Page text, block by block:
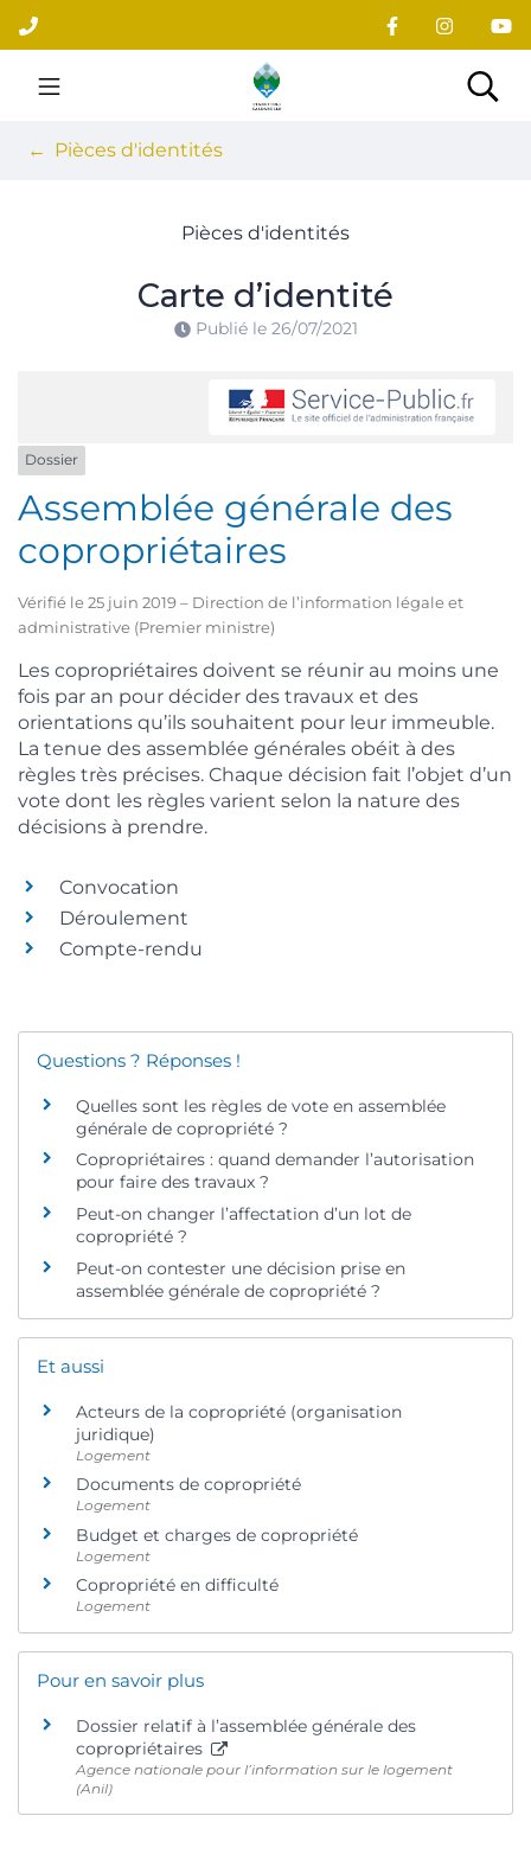
Aller
au
contenu
Site officiel du village
Pièces d'identités
Pièces d'identités
Carte d’identité
Publié le 26/07/2021
Dossier
Assemblée générale des
copropriétaires
Vérifié le 25 juin 2019 – Direction de l’information légale et
administrative (Premier ministre)
Les copropriétaires doivent se réunir au moins une
fois par an pour décider des travaux et des
orientations qu’ils souhaitent pour leur immeuble.
La tenue des assemblée générales obéit à des
règles très précises. Chaque décision fait l’objet d’un
vote dont les règles varient selon la nature des
décisions à prendre.
Convocation
Déroulement
Compte-rendu
Questions ? Réponses !
Quelles sont les règles de vote en assemblée
générale de copropriété ?
Copropriétaires : quand demander l’autorisation
pour faire des travaux ?
Peut-on changer l’affectation d’un lot de
copropriété ?
Peut-on contester une décision prise en
assemblée générale de copropriété ?
Et aussi
Acteurs de la copropriété (organisation
juridique)
Logement
Documents de copropriété
Logement
Budget et charges de copropriété
Logement
Copropriété en difficulté
Logement
Pour en savoir plus
Dossier relatif à l’assemblée générale des
copropriétaires
Agence nationale pour l’information sur le logement
(Anil)